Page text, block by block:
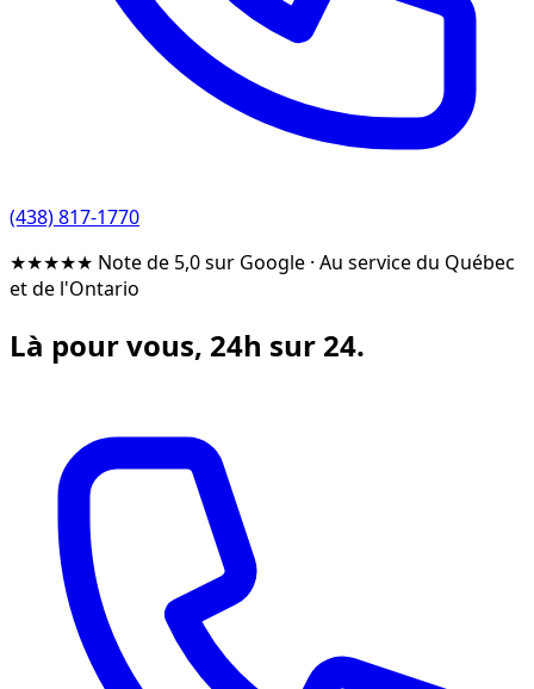
(438) 817-1770
★★★★★ Note de 5,0 sur Google · Au service du Québec
et de l'Ontario
Là pour vous, 24h sur 24.